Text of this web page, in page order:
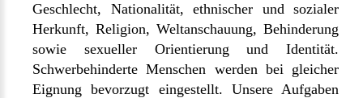
Geschlecht, Nationalität, ethnischer und sozialer
Herkunft, Religion, Weltanschauung, Behinderung
sowie sexueller Orientierung und Identität.
Schwerbehinderte Menschen werden bei gleicher
Eignung bevorzugt eingestellt. Unsere Aufgaben